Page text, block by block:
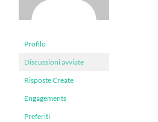
Profilo
Discussioni avviate
Risposte Create
Engagements
Preferiti